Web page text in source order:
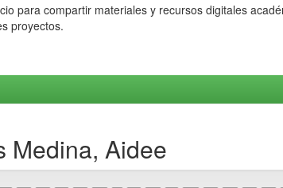
para compartir materiales y recursos digitales
proyectos.
Medina, Aidee